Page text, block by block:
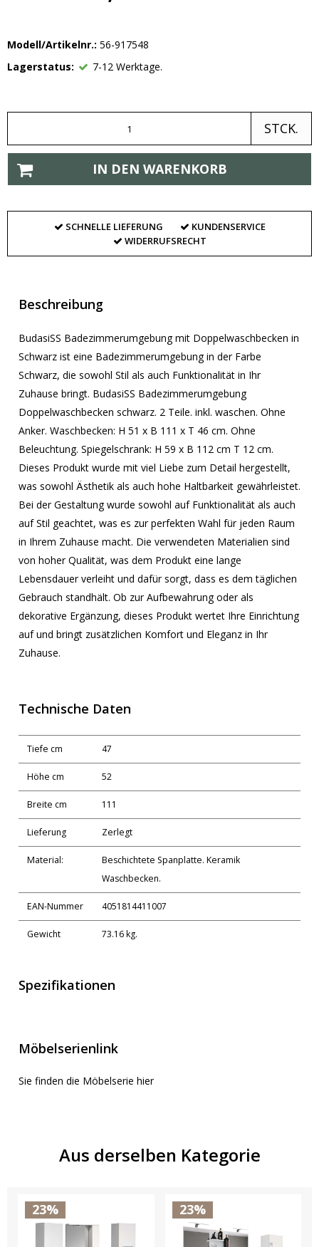
Modell/Artikelnr.: 56-917548
Lagerstatus:
7-12 Werktage.
STCK.
IN DEN WARENKORB
SCHNELLE LIEFERUNG
KUNDENSERVICE
WIDERRUFSRECHT
Beschreibung
BudasiSS Badezimmerumgebung mit Doppelwaschbecken in
Schwarz ist eine Badezimmerumgebung in der Farbe
Schwarz, die sowohl Stil als auch Funktionalität in Ihr
Zuhause bringt. BudasiSS Badezimmerumgebung
Doppelwaschbecken schwarz. 2 Teile. inkl. waschen. Ohne
Anker. Waschbecken: H 51 x B 111 x T 46 cm. Ohne
Beleuchtung. Spiegelschrank: H 59 x B 112 cm T 12 cm.
Dieses Produkt wurde mit viel Liebe zum Detail hergestellt,
was sowohl Ästhetik als auch hohe Haltbarkeit gewährleistet.
Bei der Gestaltung wurde sowohl auf Funktionalität als auch
auf Stil geachtet, was es zur perfekten Wahl für jeden Raum
in Ihrem Zuhause macht. Die verwendeten Materialien sind
von hoher Qualität, was dem Produkt eine lange
Lebensdauer verleiht und dafür sorgt, dass es dem täglichen
Gebrauch standhält. Ob zur Aufbewahrung oder als
dekorative Ergänzung, dieses Produkt wertet Ihre Einrichtung
auf und bringt zusätzlichen Komfort und Eleganz in Ihr
Zuhause.
Technische Daten
Tiefe cm 47
Höhe cm 52
Breite cm 111
Lieferung Zerlegt
Material:
Beschichtete Spanplatte. Keramik
Waschbecken.
EAN-Nummer 4051814411007
Gewicht 73.16 kg.
Spezifikationen
Möbelserienlink
Sie finden die Möbelserie hier
Aus derselben Kategorie
23% 23%